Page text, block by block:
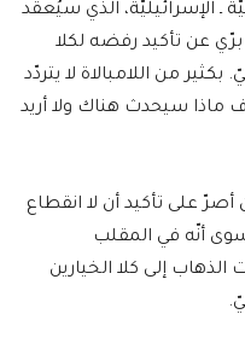
ـ الإسرائيليّة، الذي سيُعقد
برّي عن تأكيد رفضه لكلا
من اللامبالاة لا يتردّد
ماذا سيحدث هناك ولا أريد
على تأكيد أن لا انقطاع
أنّه في المقلب
الذهاب إلى كلا الخيارين